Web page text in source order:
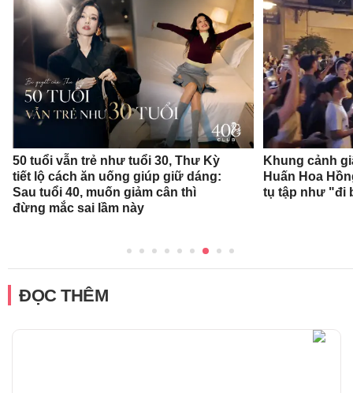
50 tuổi vẫn trẻ như tuổi 30, Thư Kỳ
tiết lộ cách ăn uống giúp giữ dáng:
Sau tuổi 40, muốn giảm cân thì
đừng mắc sai lầm này
Khung cảnh
Huấn Hoa
tụ tập như "đi
ĐỌC THÊM